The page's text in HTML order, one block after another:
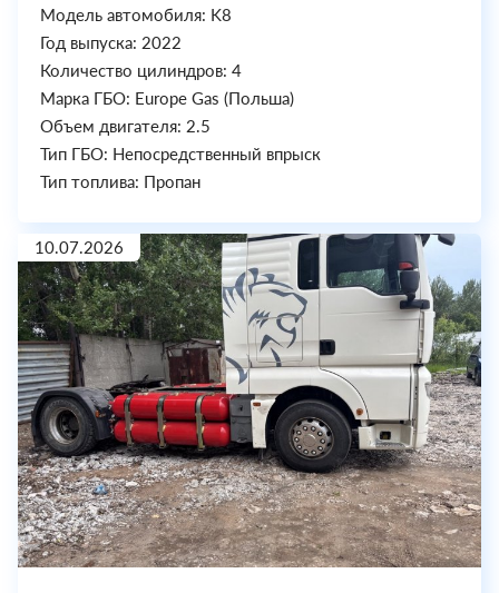
Модель автомобиля: K8
Год выпуска: 2022
Количество цилиндров: 4
Марка ГБО: Europe Gas (Польша)
Объем двигателя: 2.5
Тип ГБО: Непосредственный впрыск
Тип топлива: Пропан
10.07.2026